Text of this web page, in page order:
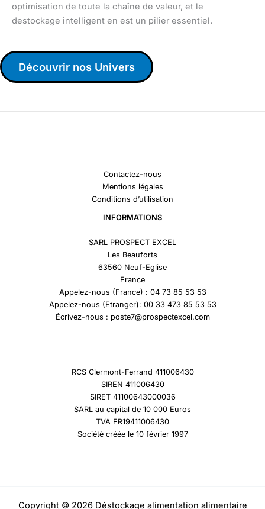
optimisation de toute la chaîne de valeur, et le
destockage intelligent en est un pilier essentiel.
Découvrir nos Univers
Contactez-nous
Mentions légales
Conditions d’utilisation
INFORMATIONS
SARL PROSPECT EXCEL
Les Beauforts
63560 Neuf-Eglise
France
Appelez-nous (France) : 04 73 85 53 53
Appelez-nous (Etranger): 00 33 473 85 53 53
Écrivez-nous : poste7@prospectexcel.com
RCS Clermont-Ferrand 411006430
SIREN 411006430
SIRET 41100643000036
SARL au capital de 10 000 Euros
TVA FR19411006430
Société créée le 10 février 1997
Copyright © 2026 Déstockage alimentation alimentaire